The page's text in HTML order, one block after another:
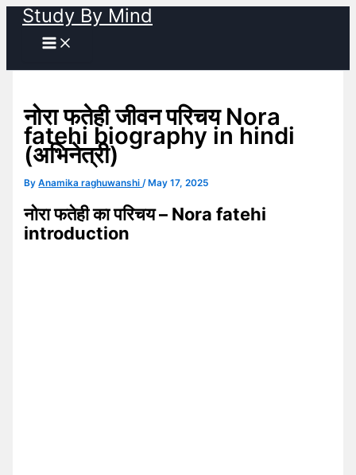
Skip
content
Study By Mind
नोरा फतेही जीवन परिचय Nora
fatehi biography in hindi
(अभिनेत्री)
ByAnamika raghuwanshi/ May 17, 2025
नोरा फतेही का परिचय – Nora fatehi
introduction